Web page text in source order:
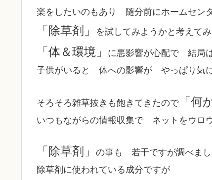
楽をしたいのもあり 随分前にホームセン
「除草剤」 を試してみようかと考えて
「体＆環境」
に悪影響が心配で 結局
子供がいると 体への影響が やっぱり気に
そろそろ雑草抜きも飽きてきたので「何
いつもながらの情報収集で ネットをウロ
「除草剤」
の事も 若干ですが調べまし
除草剤に使われている成分ですが